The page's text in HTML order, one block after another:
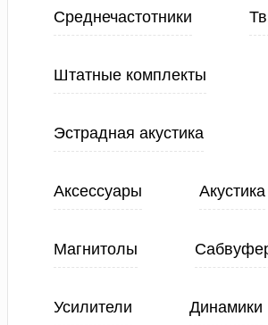
Среднечастотники
Штатные комплекты
Эстрадная акустика
Аксессуары Акустика
Магнитолы
Усилители Динамики